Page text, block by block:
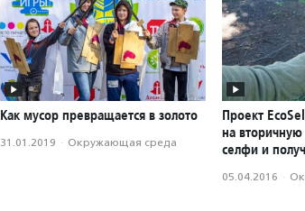
Как мусор превращается в золото
31.01.2019 · Окружающая среда
Проект
на
селфи и
05.04.2016 ·